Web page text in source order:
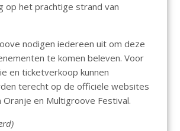
op het prachtige strand van
nodigen iedereen uit om deze
te komen beleven. Voor
en ticketverkoop kunnen
terecht op de officiële websites
Oranje en Multigroove Festival.